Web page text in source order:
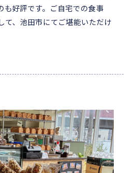
も好評です。ご自宅での食事
て、池田市にてご堪能いただけ